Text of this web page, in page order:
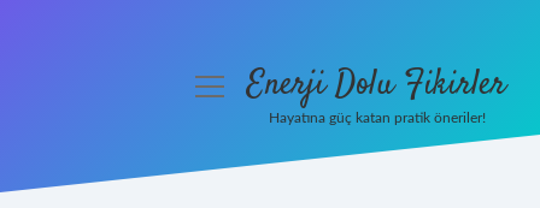
menüyüEnerji Dolu Fikirler
Hayatına güç katan pratik öneriler!